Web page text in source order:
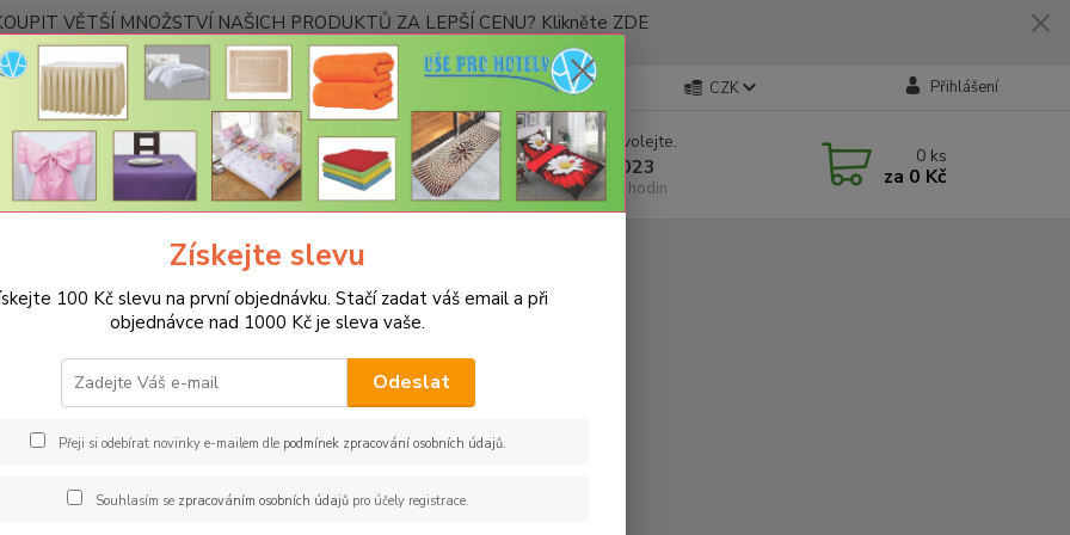
VĚTŠÍ MNOŽSTVÍ NAŠICH PRODUKTŮ ZA LEPŠÍ CENU? Klikněte ZDE
Kontakty CZK Přihlášení
Hledat
Nevíte si rady? Zavolejte.
+420 773 794 023
Pondělí-pátek 9-16 hodin
0 ks
za 0 Kč
nebo v boxu produktu proklikněte na tlačítko "Koupit"
se přesune do košíku.
způsob dodání a způsob platby.
Získejte slevu
100 Kč slevu na první objednávku. Stačí zadat váš email a při
objednávce nad 1000 Kč je sleva vaše.
Odeslat
Přeji si odebírat novinky e-mailem dle podmínek zpracování osobních údajů.
Souhlasím se zpracováním osobních údajůpro účely registrace.